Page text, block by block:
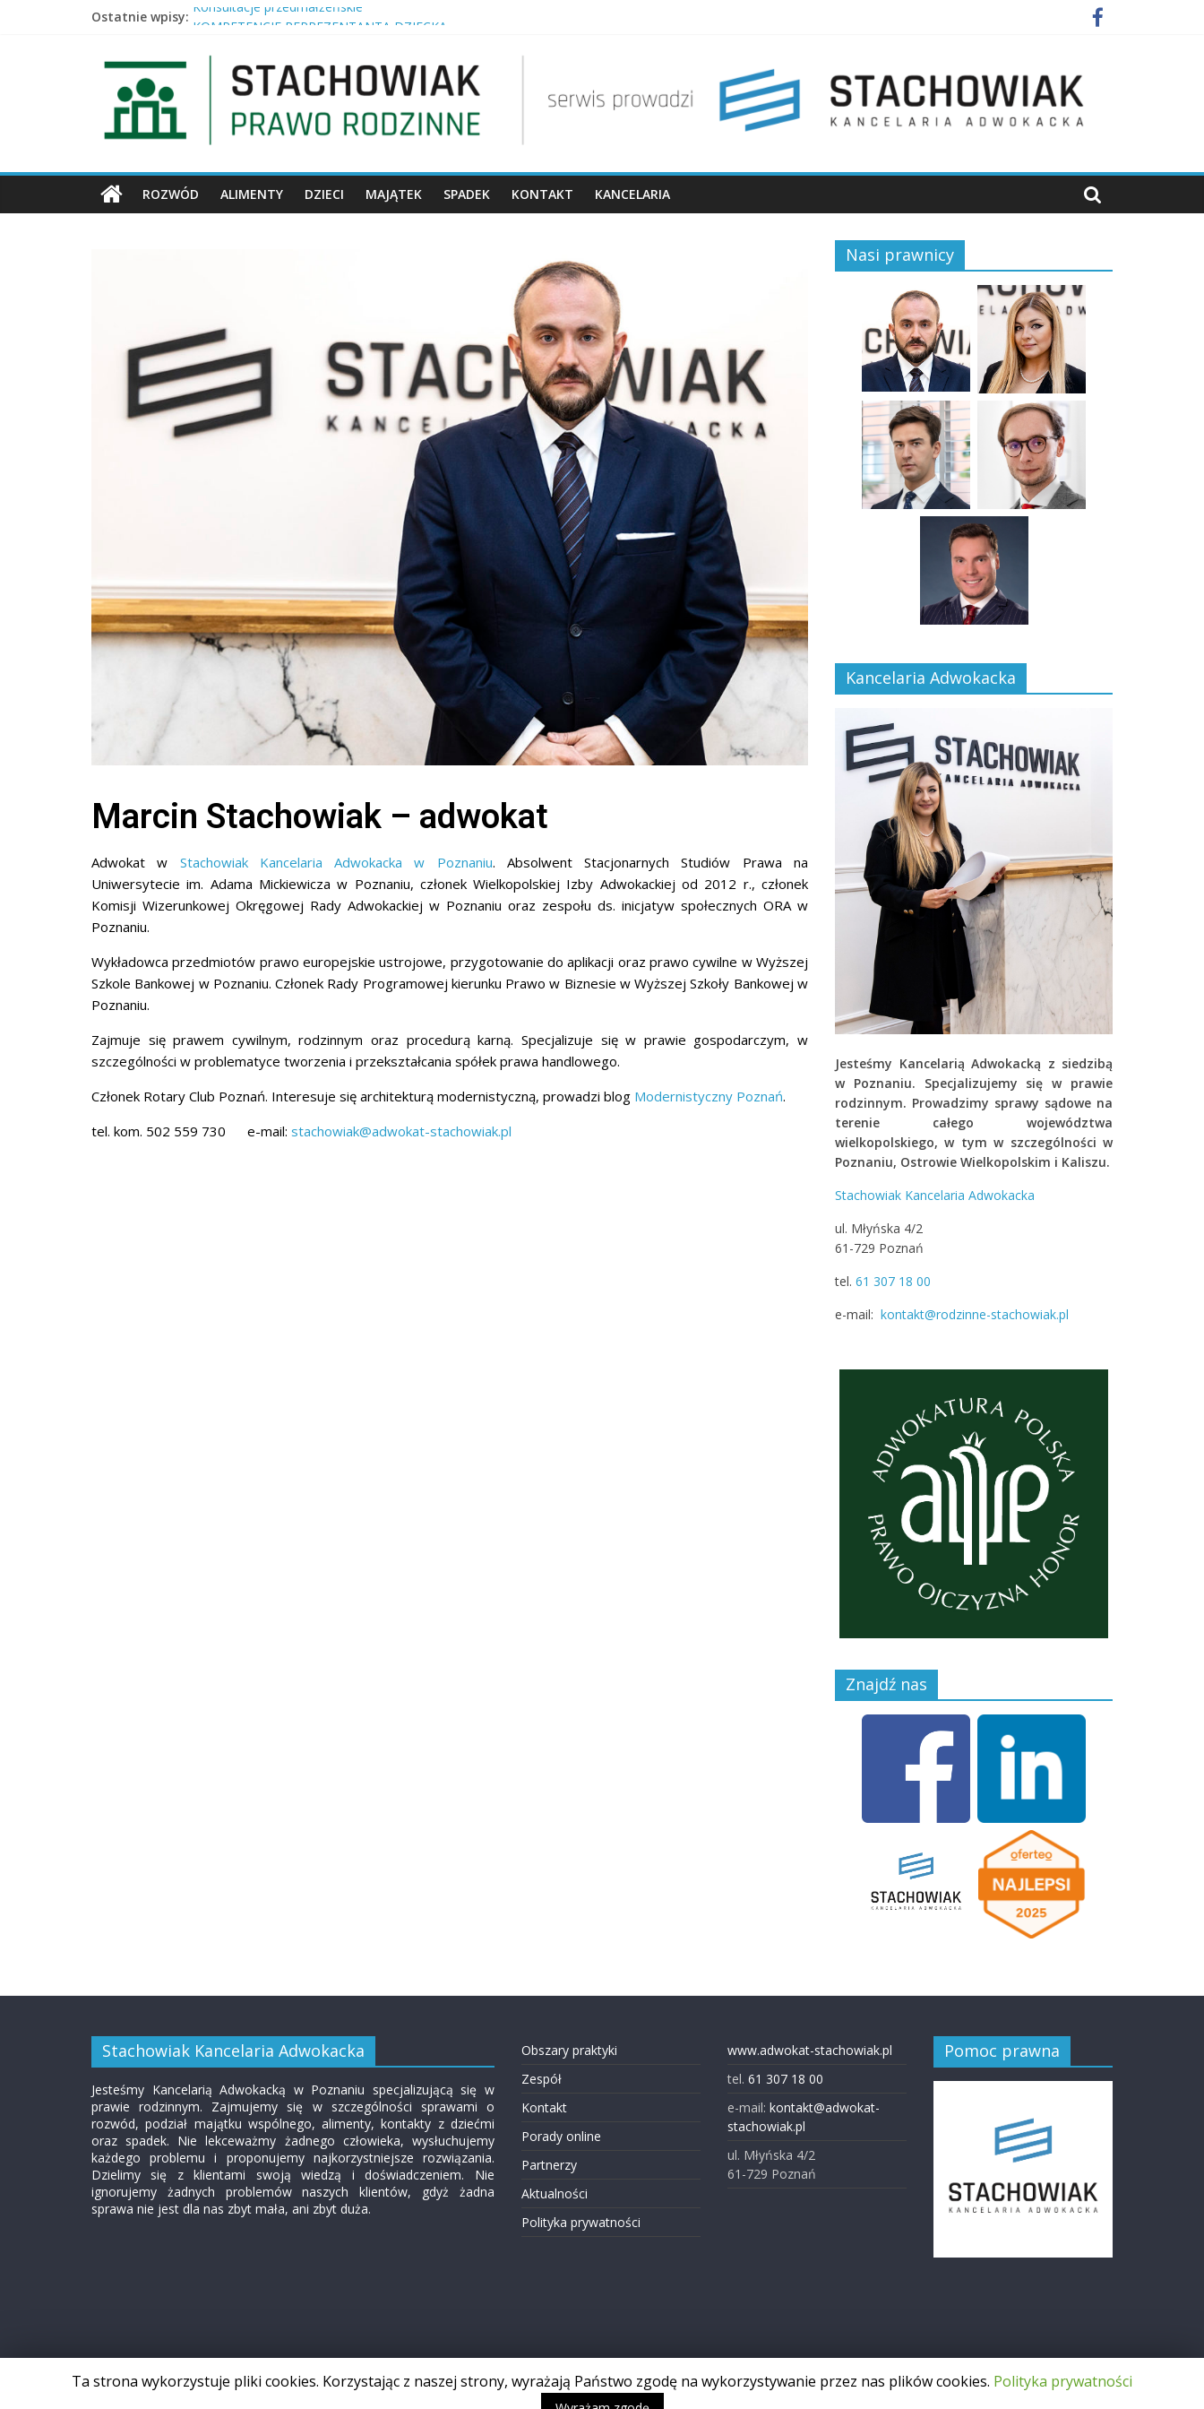
Ostatnie wpisy: Konsultacje przedmałżeńskie
Po ilu latach można dochodzić zachowku?
Zakaz utrzymywania kontaktów z dzieckiem
Kto dziedziczy ustawowo po bezdzietnym małżonku?
ROZWÓD ALIMENTY DZIECI MAJĄTEK SPADEK KONTAKT KANCELARIA
Marcin Stachowiak – adwokat
Adwokat w Stachowiak Kancelaria Adwokacka w Poznaniu. Absolwent Stacjonarnych Studiów Prawa na
Uniwersytecie im. Adama Mickiewicza w Poznaniu, członek Wielkopolskiej Izby Adwokackiej od 2012 r., członek
Komisji Wizerunkowej Okręgowej Rady Adwokackiej w Poznaniu oraz zespołu ds. inicjatyw społecznych ORA w
Poznaniu.
Wykładowca przedmiotów prawo europejskie ustrojowe, przygotowanie do aplikacji oraz prawo cywilne w Wyższej
Szkole Bankowej w Poznaniu.Członek Rady Programowej kierunku Prawo w Biznesie w Wyższej Szkoły Bankowej w
Poznaniu.
Zajmuje się prawem cywilnym, rodzinnym oraz procedurą karną. Specjalizuje się w prawie gospodarczym, w
szczególności w problematyce tworzenia i przekształcania spółek prawa handlowego.
Członek Rotary Club Poznań. Interesuje się architekturą modernistyczną, prowadzi blog Modernistyczny Poznań.
tel. kom. 502 559 730 e-mail: stachowiak@adwokat-stachowiak.pl
Nasi prawnicy
Kancelaria Adwokacka
Jesteśmy Kancelarią Adwokacką z siedzibą
w Poznaniu. Specjalizujemy się w prawie
rodzinnym. Prowadzimy sprawy sądowe na
terenie całego województwa
wielkopolskiego, w tym w szczególności w
Poznaniu, Ostrowie Wielkopolskim i Kaliszu.
Stachowiak Kancelaria Adwokacka
ul. Młyńska 4/2
61-729 Poznań
tel. 61 307 18 00
e-mail: kontakt@rodzinne-stachowiak.pl
Znajdź nas
Stachowiak Kancelaria Adwokacka
Jesteśmy Kancelarią Adwokacką w Poznaniu specjalizującą się w
prawie rodzinnym. Zajmujemy się w szczególności sprawami o
rozwód, podział majątku wspólnego, alimenty, kontakty z dziećmi
oraz spadek. Nie lekceważmy żadnego człowieka, wysłuchujemy
każdego problemu i proponujemy najkorzystniejsze rozwiązania.
Dzielimy się z klientami swoją wiedzą i doświadczeniem. Nie
ignorujemy żadnych problemów naszych klientów, gdyż żadna
sprawa nie jest dla nas zbyt mała, ani zbyt duża.
Obszary praktyki
Zespół
Kontakt
Porady online
Partnerzy
Aktualności
Polityka prywatności
www.adwokat-stachowiak.pl
tel. 61 307 18 00
e-mail: kontakt@adwokat-
stachowiak.pl
ul. Młyńska 4/2
61-729 Poznań
Pomoc prawna
Szablon: ColorMag opracowany przezThemeGrill. Wspierane przezWordPress
Ta strona wykorzystuje pliki cookies. Korzystając z naszej strony, wyrażają Państwo zgodę na wykorzystywanie przez nas plików cookies. Polityka prywatności